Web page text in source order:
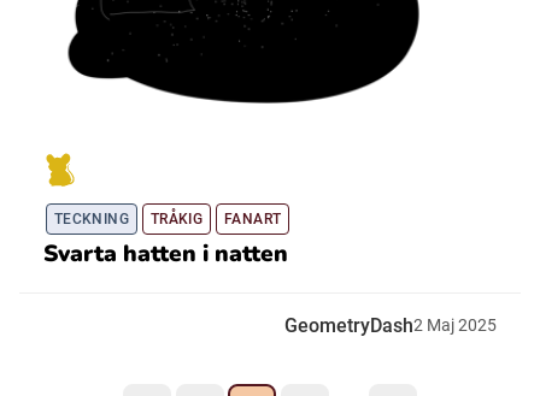
TECKNING TRÅKIG FANART
Svarta hatten i natten
GeometryDash2 Maj2025